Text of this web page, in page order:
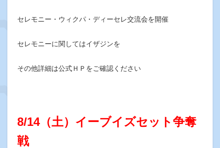
セレモニー・ウィクパ・ディーセレ交流会を開催
セレモニーに関してはイザジンを
その他詳細は公式ＨＰをご確認ください
8/14（土）イーブイズセット争奪
戦